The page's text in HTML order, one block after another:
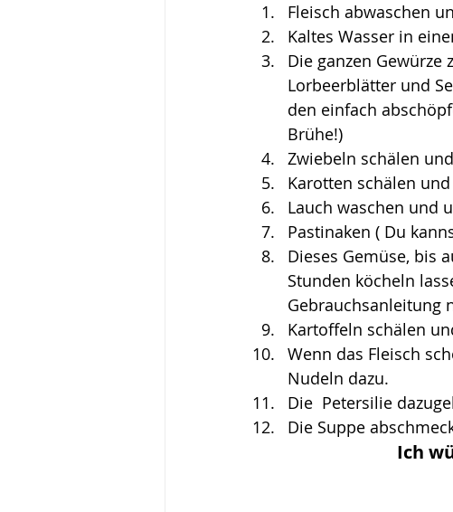
Fleisch abwaschen
Kaltes Wasser in
Die ganzen Gewürze
Lorbeerblätter und
den einfach
Brühe!)
Zwiebeln schälen
Karotten schälen
Lauch waschen und
Pastinaken ( Du
Dieses Gemüse, bis
Stunden köcheln
Gebrauchsanleitung
Kartoffeln schälen
Wenn das Fleisch
Nudeln dazu.
Die  Petersilie
Die Suppe
Ich